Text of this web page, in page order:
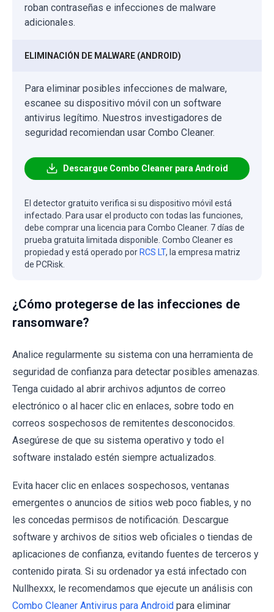
roban contraseñas e infecciones de malware
adicionales.
ELIMINACIÓN DE MALWARE (ANDROID)
Para eliminar posibles infecciones de malware,
escanee su dispositivo móvil con un software
antivirus legítimo. Nuestros investigadores de
seguridad recomiendan usar Combo Cleaner.
Descargue Combo Cleaner para Android
El detector gratuito verifica si su dispositivo móvil está
infectado. Para usar el producto con todas las funciones,
debe comprar una licencia para Combo Cleaner. 7 días de
prueba gratuita limitada disponible. Combo Cleaner es
propiedad y está operado por RCS LT, la empresa matriz
de PCRisk.
¿Cómo protegerse de las infecciones de
ransomware?
Analice regularmente su sistema con una herramienta de
seguridad de confianza para detectar posibles amenazas.
Tenga cuidado al abrir archivos adjuntos de correo
electrónico o al hacer clic en enlaces, sobre todo en
correos sospechosos de remitentes desconocidos.
Asegúrese de que su sistema operativo y todo el
software instalado estén siempre actualizados.
Evita hacer clic en enlaces sospechosos, ventanas
emergentes o anuncios de sitios web poco fiables, y no
les concedas permisos de notificación. Descargue
software y archivos de sitios web oficiales o tiendas de
aplicaciones de confianza, evitando fuentes de terceros y
contenido pirata. Si su ordenador ya está infectado con
Nullhexxx, le recomendamos que ejecute un análisis con
Combo Cleaner Antivirus para Android para eliminar